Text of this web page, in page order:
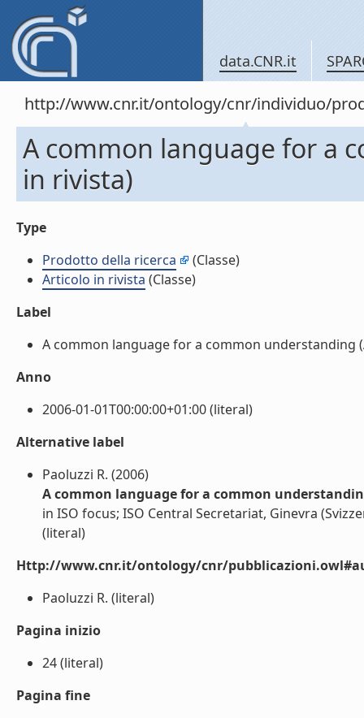
data.CNR.it
http://www.cnr.it/ontology/cnr/individuo/
A common language for a
in rivista)
Type
Prodotto della ricerca
(Classe)
Articolo in rivista (Classe)
Label
A common language for a common understanding
Anno
2006-01-01T00:00:00+01:00 (literal)
Alternative label
Paoluzzi R. (2006)
A common language for a common
in ISO focus; ISO Central Secretariat, Ginevra
(literal)
Http://www.cnr.it/ontology/cnr/
Paoluzzi R. (literal)
Pagina inizio
24 (literal)
Pagina fine